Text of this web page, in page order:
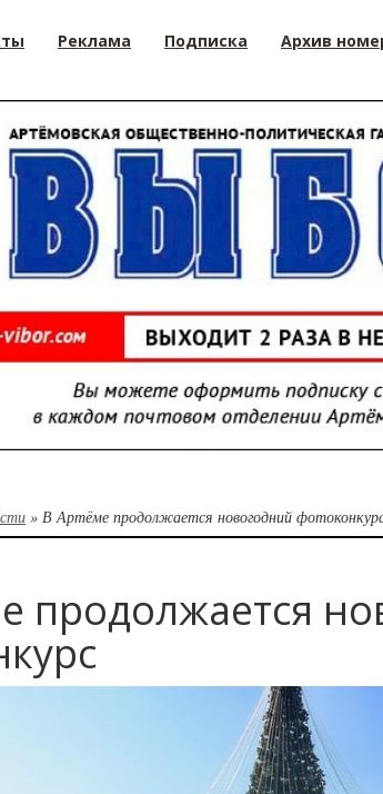
Реклама Подписка Архив
» В Артёме продолжается новогодний
продолжается